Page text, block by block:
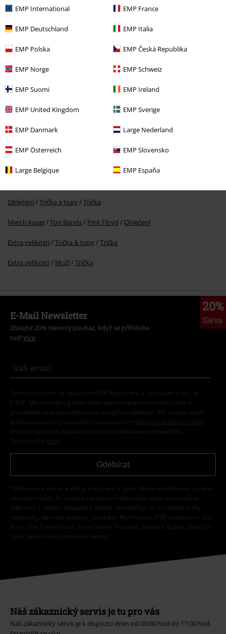
EMP International EMP France
EMP Deutschland EMP Italia
EMP Polska EMP Česká Republika
EMP Norge EMP Schweiz
EMP Suomi EMP Ireland
EMP United Kingdom EMP Sverige
EMP Danmark Large Nederland
EMP Österreich EMP Slovensko
Large Belgique EMP España
Naposledy navštívené
Kč 679,00
More categories. More options.
Oblečení Trička a topy Trička
Merch kapel Top Bands Pink Floyd Oblečení
Extra velikosti Trička & topy Trička
Extra velikosti Muži Trička
20%
Sleva
E-Mail Newsletter
Získejte 20% slevový poukaz, když se přihlásíte
teď! Více
Tímto souhlasím se zasíláním EMP Newslettru a souhlasím s tím, že
E.M.P. Merchandising mbH může zpracovávat mé osobní údaje a
pravidelně mi posílat informace o svých produktech. Mé osobní údaje
budou zpracovány v souladu s ustanoveními
Ochrana osobních údajů
Můj souhlas mohu kdykoliv odvolat na odhlašovací odkaz/link.
Unsubscribe here
Odebírat
*Platí pouze online a kód je platný jen 4 týdny. Nelze kombinovat s jinými
slevovými kódy. Po vložení a potvrzení kódu bude sleva automaticky
odečtena z vašeho nákupního košíku. Nevztahuje se na média, knihy,
vstupenky, dárkové poukazy, produkty: Rammstein, (Till) Lindemann, Die
Ärzte, Die Toten Hosen, Feine Sahne Fischfilet, Broilers, Böhse Onkelz a
zboží, jehož koupí podpoříte nadaci.
Náš zákaznický servis je tu pro vás
Náš zákaznický servis je k dispozici dnes od 09:00 hod do 17:00 hod.